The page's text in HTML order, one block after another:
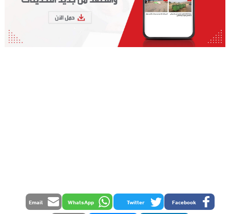
Facebook
Twitter
WhatsApp
Email